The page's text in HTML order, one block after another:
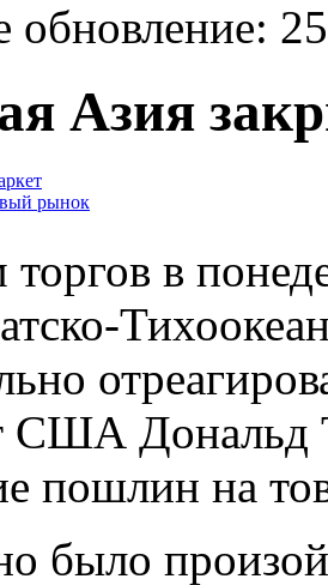
обновление:
Азия
рынок
торгов в
США Дональд
пошлин на
было